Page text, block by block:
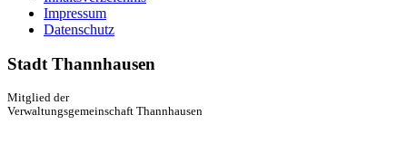
Impressum
Datenschutz
Stadt Thannhausen
Mitglied der
Verwaltungsgemeinschaft Thannhausen